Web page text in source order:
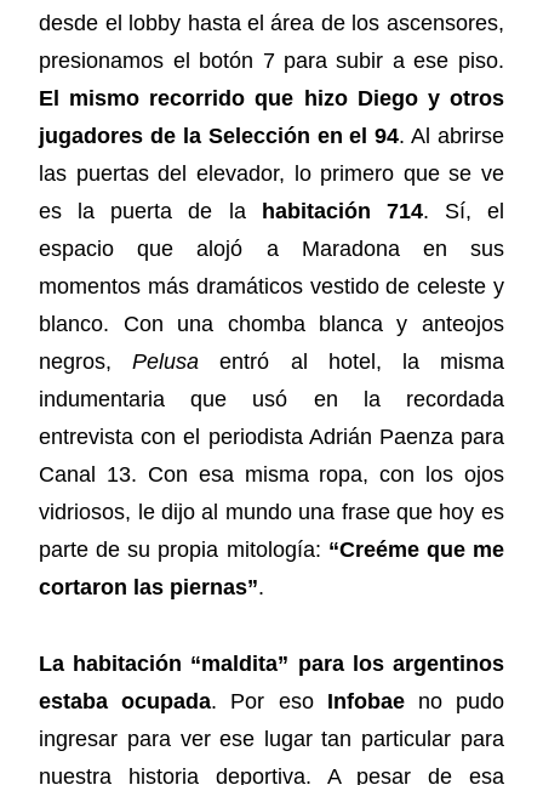
desde el lobby hasta el área de los ascensores,
presionamos el botón 7 para subir a ese piso.
El mismo recorrido que hizo Diego y otros
jugadores de la Selección en el 94. Al abrirse
las puertas del elevador, lo primero que se ve
es la puerta de la
habitación 714. Sí, el
espacio que alojó a Maradona en sus
momentos más dramáticos vestido de celeste y
blanco. Con una chomba blanca y anteojos
negros,Pelusa entró al hotel, la misma
indumentaria que usó en la recordada
entrevista con el periodista Adrián Paenza para
Canal 13. Con esa misma ropa, con los ojos
vidriosos, le dijo al mundo una frase que hoy es
parte de su propia mitología: “Creéme que me
cortaron las piernas”.
La habitación “maldita” para los argentinos
estaba ocupada. Por eso Infobaeno pudo
ingresar para ver ese lugar tan particular para
nuestra historia deportiva. A pesar de esa